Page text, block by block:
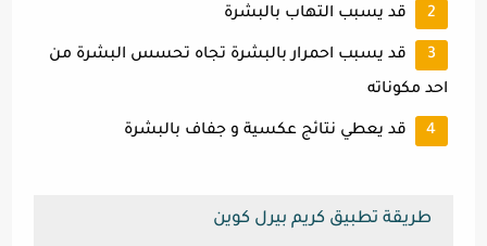
قد يسبب التهاب بالبشرة
قد يسبب احمرار بالبشرة تجاه تحسس البشرة من
احد مكوناته
قد يعطي نتائج عكسية و جفاف بالبشرة
طريقة تطبيق كريم بيرل كوين